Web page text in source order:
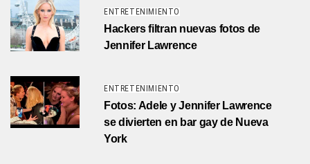
ENTRETENIMIENTO
Hackers filtran nuevas fotos de
Jennifer Lawrence
ENTRETENIMIENTO
Fotos: Adele y Jennifer Lawrence
se divierten en bar gay de Nueva
York